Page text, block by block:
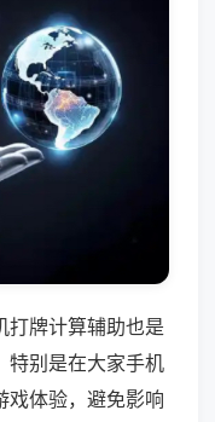
打牌计算辅助也是
特别是在大家手机
戏体验，避免影响